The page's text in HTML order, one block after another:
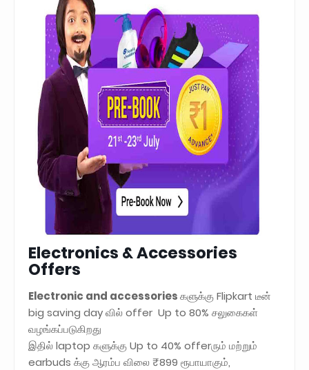
Electronics & Accessories
Offers
Electronic and accessoriesகளுக்கு Flipkart டீன்
big saving day வில் offer Up to 80% சலுகைகள்
வழங்கப்படுகிறது
இதில் laptop களுக்கு Up to 40% offerரும் மற்றும்
earbuds க்கு ஆரம்ப விலை ₹899 ரூபாயாகும்,